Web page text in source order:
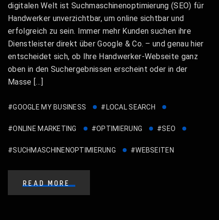
digitalen Welt ist Suchmaschinenoptimierung (SEO) für
Handwerker unverzichtbar, um online sichtbar und
erfolgreich zu sein. Immer mehr Kunden suchen ihre
Dienstleister direkt über Google & Co. – und genau hier
entscheidet sich, ob Ihre Handwerker-Webseite ganz
oben in den Suchergebnissen erscheint oder in der
Masse […]
#GOOGLE MY BUSINESS #LOCAL SEARCH
#ONLINE MARKETING #OPTIMIERUNG #SEO
#SUCHMASCHINENOPTIMIERUNG #WEBSEITEN
READ MORE